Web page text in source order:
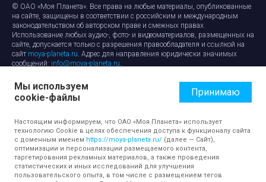
© ОАО «Моя Планета». Все права на любые материалы, опубликованные
на сайте, защищены в соответствии с российским и международным
законодательством об авторском праве и смежных правах.
Использование любых аудио-, фото- и видеоматериалов, размещенных на
сайте, допускается только с разрешения правообладателя и ссылкой на
сайт moya-planeta.ru. Адрес для направления юридически значимых
сообщений: info@moya-planeta.ru.
Правила сайтаРабота с cookie-файлами
Защита персональных данных
Обработка персональных данных
Мы используем
cookie-файлы
Принимаю
Настоящим информируем, что ОАО «Моя Планета» использует
технологию Cookie в целях обеспечения доступа к функционалу сайта
с доменным именем https://moya-planeta.ru/ (далее — Сайт),
оптимизации и персонализации размещаемого контента,
таргетирования рекламных материалов, а также проведения
статистических и иных исследований для улучшения
пользовательского опыта, в том числе с размещением тегов